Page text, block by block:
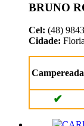
BRUNO
Cel: (48)
Cidade:
Campereada
✔